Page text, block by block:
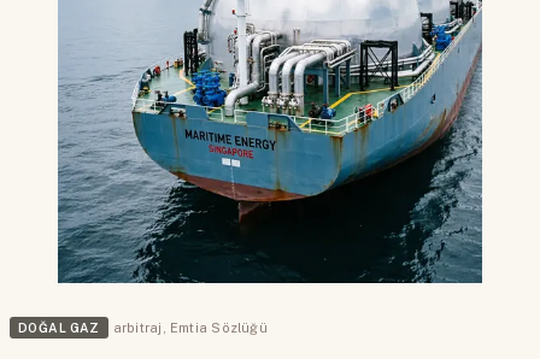
DOĞAL GAZ arbitraj , Emtia Sözlüğü